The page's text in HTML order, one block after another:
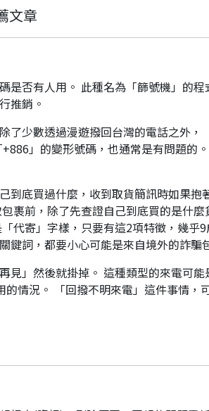
文章
否有人用。 此種名為「篩號機」的
推銷。
少數透過漫遊撥回台灣的電話之外
」的變形號碼，也通常是有問題的
底買過什麼，收到取貨簡訊時如果
裹前，除了先查證自己到底買的是什
寄」字樣，只要有這2項特徵，幾乎
詞，都要小心可能是來自境外的詐騙
見」然後就掛掉。 這種類型的來電可
情況。 「回撥不明來電」這件事情，